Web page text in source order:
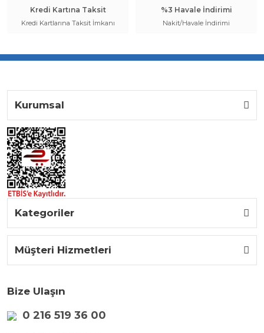
Kredi Kartına Taksit
Kredi Kartlarına Taksit İmkanı
%3 Havale İndirimi
Nakit/Havale İndirimi
Kurumsal
Kategoriler
Müşteri Hizmetleri
Bize Ulaşın
0 216 519 36 00